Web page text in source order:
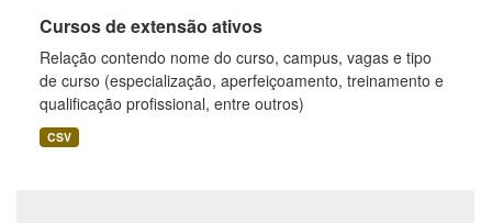
Cursos de extensão ativos
Relação contendo nome do curso, campus, vagas e tipo
de curso (especialização, aperfeiçoamento, treinamento e
qualificação profissional, entre outros)
CSV